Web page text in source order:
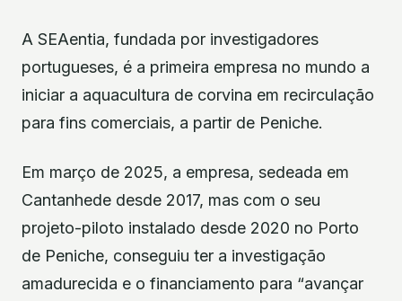
A SEAentia, fundada por investigadores
portugueses, é a primeira empresa no mundo a
iniciar a aquacultura de corvina em recirculação
para fins comerciais, a partir de Peniche.
Em março de 2025, a empresa, sedeada em
Cantanhede desde 2017, mas com o seu
projeto-piloto instalado desde 2020 no Porto
de Peniche, conseguiu ter a investigação
amadurecida e o financiamento para “avançar